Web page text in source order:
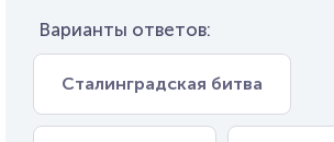
Варианты ответов:
Сталинградская битва